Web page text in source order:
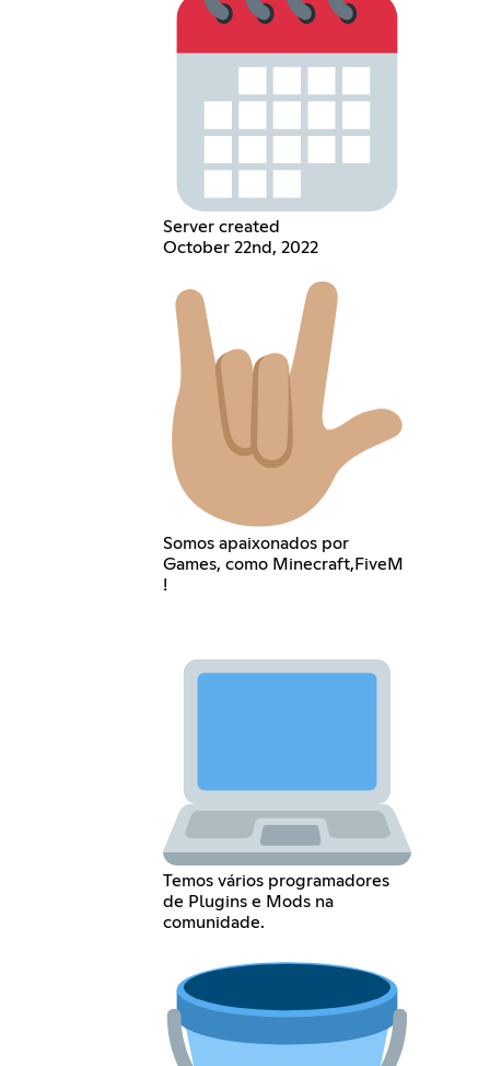
Server created
October 22nd, 2022
Somos apaixonados por
Games, como Minecraft,FiveM
!
Temos vários programadores
de Plugins e Mods na
comunidade.